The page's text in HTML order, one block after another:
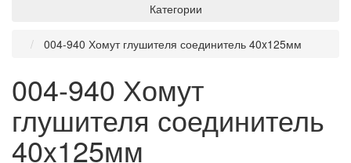
Категории
004-940 Хомут глушителя соединитель 40x125мм
004-940 Хомут
глушителя соединитель
40x125мм